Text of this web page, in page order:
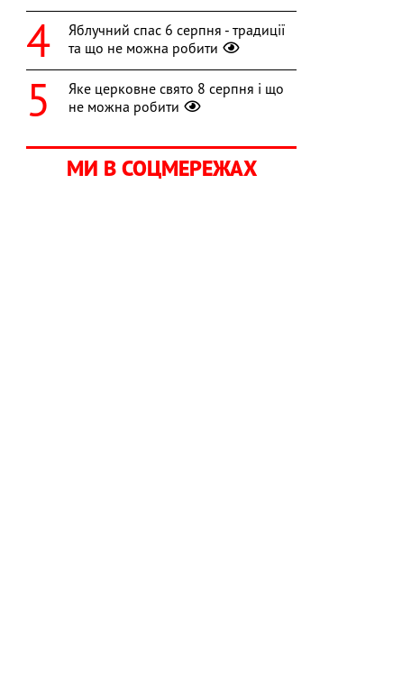
Яблучний спас 6 серпня - традиції
та що не можна робити
Яке церковне свято 8 серпня і що
не можна робити
МИ В СОЦМЕРЕЖАХ